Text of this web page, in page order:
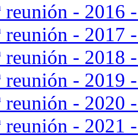
reunión - 2016
reunión - 2017
reunión - 2018
reunión - 2019
reunión - 2020
reunión - 2021